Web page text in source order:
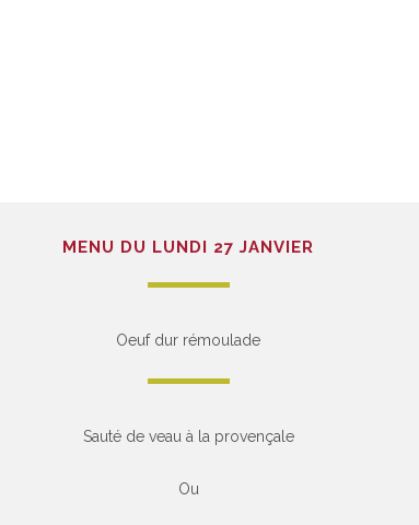
MENU DU LUNDI 27 JANVIER
Oeuf dur rémoulade
Sauté de veau à la provençale
Ou